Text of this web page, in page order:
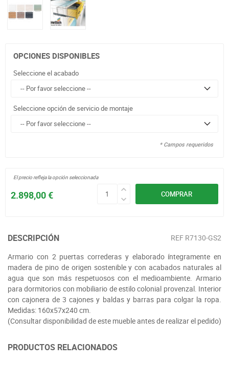
OPCIONES DISPONIBLES
Seleccione el acabado
Seleccione opción de servicio de montaje
* Campos requeridos
COMPRAR
2.898,00 €
El precio refleja la opción seleccionada
DESCRIPCIÓN REF R7130-GS2
Armario con 2 puertas correderas y elaborado íntegramente en
madera de pino de origen sostenible y con acabados naturales al
agua que son más respetuosos con el medioambiente. Armario
para dormitorios con mobiliario de estilo colonial provenzal. Interior
con cajonera de 3 cajones y baldas y barras para colgar la ropa.
Medidas: 160x57x240 cm.
(Consultar disponibilidad de este mueble antes de realizar el pedido)
PRODUCTOS RELACIONADOS